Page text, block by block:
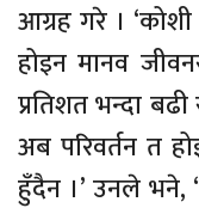
आग्रह गरे ।
होइन मानव
प्रतिशत भन्दा
अब परिवर्तन त
हुँदैन ।’ उनले भने,